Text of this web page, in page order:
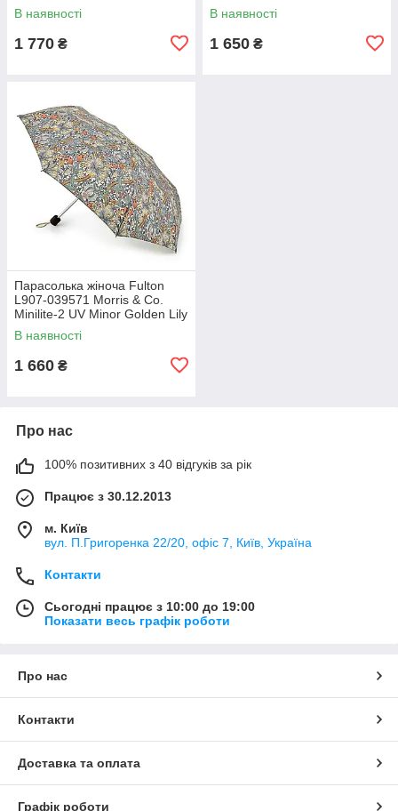
В наявності
1 770 ₴
В наявності
1 650 ₴
Парасолька жіноча Fulton
L907-039571 Morris & Co.
Minilite-2 UV Minor Golden Lily
Slate Manilla (Золота лілія)
В наявності
1 660 ₴
Про нас
100% позитивних з 40 відгуків за рік
Працює з 30.12.2013
м. Київ
вул. П.Григоренка 22/20, офіс 7, Київ, Україна
Контакти
Сьогодні працює з 10:00 до 19:00
Показати весь графік роботи
Про нас
Контакти
Доставка та оплата
Графік роботи